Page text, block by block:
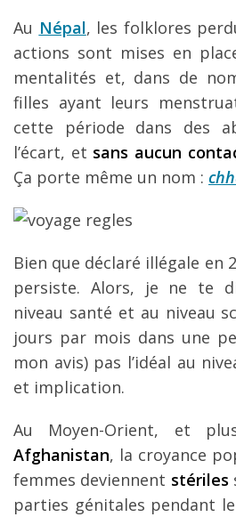
Au Népal, les folklores
actions sont mises en
mentalités et, dans de
filles ayant leurs
cette période dans des
l’écart, et sans aucun
Ça porte même un nom :
Bien que déclaré illégale en
persiste. Alors, je ne te
niveau santé et au niveau
jours par mois dans une
mon avis) pas l’idéal au
et implication.
Au Moyen-Orient, et
Afghanistan, la croyance
femmes deviennent stériles
parties génitales pendant